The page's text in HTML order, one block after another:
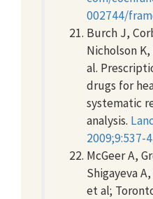
002744/
Burch J,
Nicholson
al.
drugs for
systematic
analysis.
2009;9:537-
McGeer A,
Shigayeva
et al;